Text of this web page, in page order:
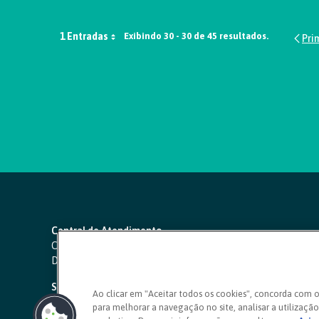
1 Entradas Exibindo 30 - 30 de 45 resultados.
Central de Atendimento
Capitais e regiões metropolitanas:
Demais localidades:
SAC 24 horas
Ouvidoria
Ao clicar em "Aceitar todos os cookies", concorda com
para melhorar a navegação no site, analisar a